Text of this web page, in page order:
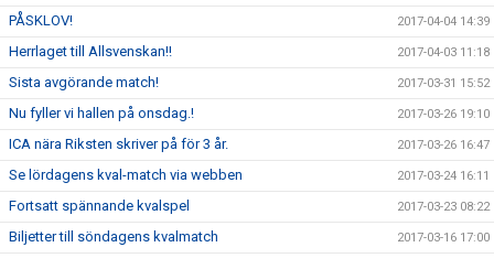
PÅSKLOV! 2017-04-04 14:39
Herrlaget till Allsvenskan!! 2017-04-03 11:18
Sista avgörande match! 2017-03-31 15:52
Nu fyller vi hallen på onsdag.! 2017-03-26 19:10
ICA nära Riksten skriver på för 3 år. 2017-03-26 16:47
Se lördagens kval-match via webben 2017-03-24 16:11
Fortsatt spännande kvalspel 2017-03-23 08:22
Biljetter till söndagens kvalmatch 2017-03-16 17:00